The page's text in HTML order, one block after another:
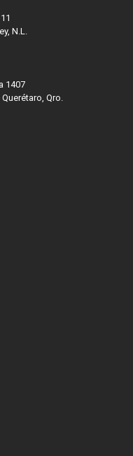
N.L.
1407
Qro.